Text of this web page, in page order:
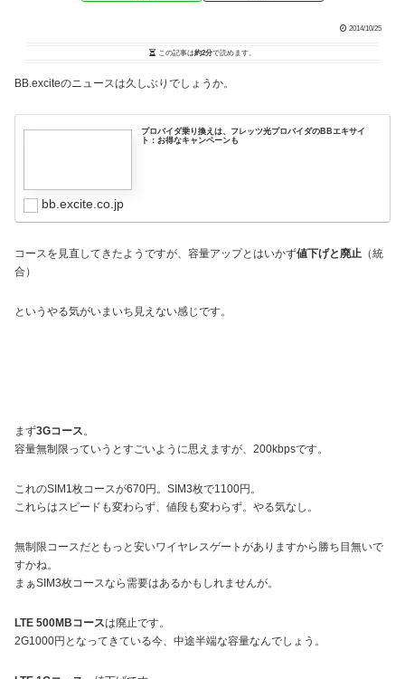
2014/10/25
この記事は約2分で読めます。
BB.exciteのニュースは久しぶりでしょうか。
プロバイダ乗り換えは、フレッツ光プロバイダのBBエキサイ
ト：お得なキャンペーンも
bb.excite.co.jp
コースを見直してきたようですが、容量アップとはいかず値下げと廃止 （統
合）
というやる気がいまいち見えない感じです。
まず3Gコース。
容量無制限っていうとすごいように思えますが、200kbpsです。
これのSIM1枚コースが670円。SIM3枚で1100円。
これらはスピードも変わらず、値段も変わらず。やる気なし。
無制限コースだともっと安いワイヤレスゲートがありますから勝ち目無いで
すかね。
まぁSIM3枚コースなら需要はあるかもしれませんが。
LTE 500MBコースは廃止です。
2G1000円となってきている今、中途半端な容量なんでしょう。